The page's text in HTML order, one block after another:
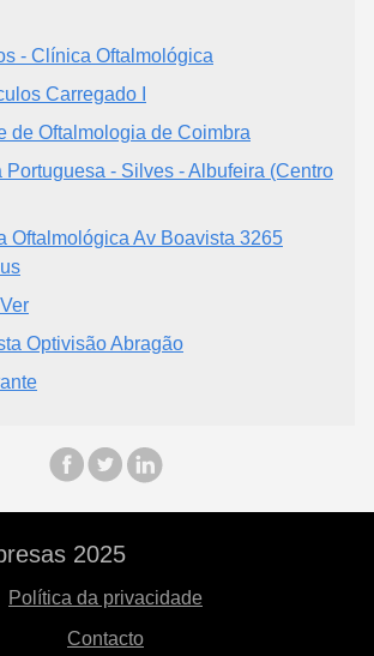
- Clínica Oftalmológica
Carregado I
de Oftalmologia de Coimbra
Portuguesa - Silves - Albufeira (Centro
Oftalmológica Av Boavista 3265
Optivisão Abragão
2025
Política da privacidade
Contacto